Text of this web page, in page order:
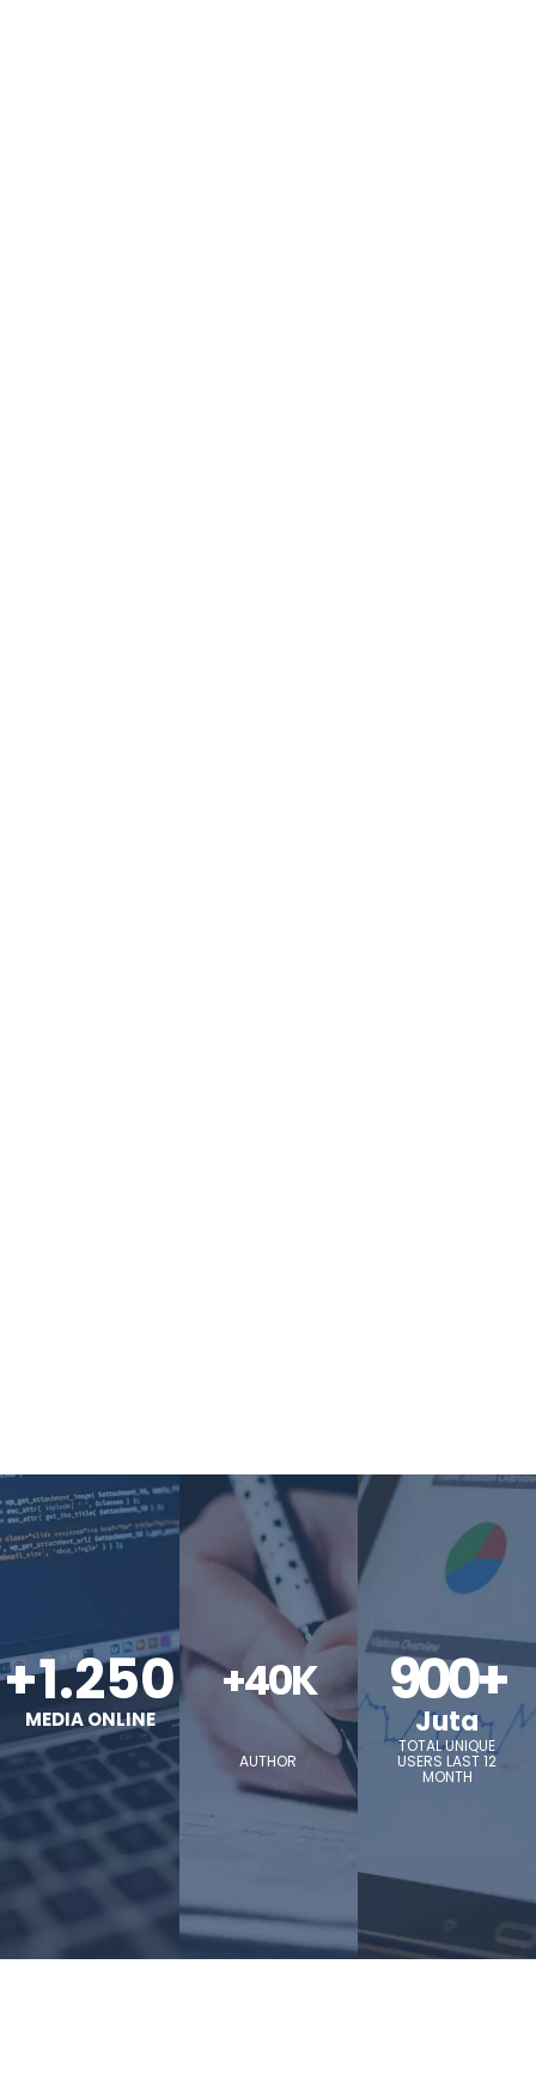
+1.250
MEDIA ONLINE
+40K
AUTHOR
900+
Juta
TOTAL UNIQUE
USERS LAST 12
MONTH